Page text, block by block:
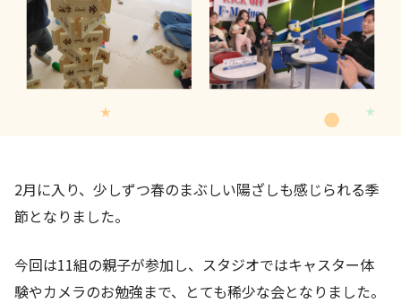
2月に入り、少しずつ春のまぶしい陽ざしも感じられる季
節となりました。
今回は11組の親子が参加し、スタジオではキャスター体
験やカメラのお勉強まで、とても稀少な会となりました。